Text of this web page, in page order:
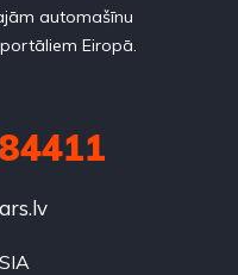
automašīnu
Eiropā.